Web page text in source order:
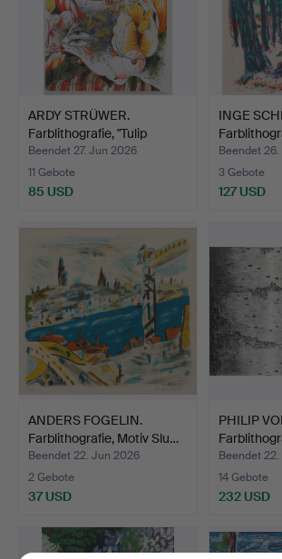
ARDY STRÜWER.
Farblithografie, "Tulip
Quee…
Beendet 27. Jun 2026
11 Gebote
85 USD
INGE
num…
Beendet
3 Gebote
127 USD
ANDERS FOGELIN.
Farblithografie, Motiv Slu…
Beendet 22. Jun 2026
2 Gebote
37 USD
PHILIP
Beendet
14 Gebote
232 USD